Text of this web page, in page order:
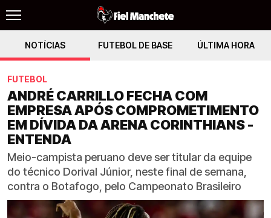
NOTÍCIAS FUTEBOL DE BASE ÚLTIMA HORA
FUTEBOL
ANDRÉ CARRILLO FECHA COM
EMPRESA APÓS COMPROMETIMENTO
EM DÍVIDA DA ARENA CORINTHIANS -
ENTENDA
Meio-campista peruano deve ser titular da equipe
do técnico Dorival Júnior, neste final de semana,
contra o Botafogo, pelo Campeonato Brasileiro